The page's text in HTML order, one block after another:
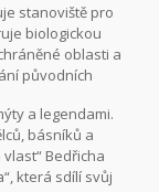
je jedním z
což podtrhuje
kontinentu.
stanoviště pro
biologickou
oblasti a
původních
v boji proti
řeky slouží
a legendami.
básníků a
Bedřicha
která sdílí svůj